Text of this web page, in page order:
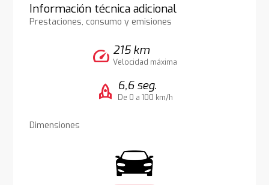
Información técnica adicional
Prestaciones, consumo y emisiones
speed 215 km
Velocidad máxima
rocket 6,6 seg.
De 0 a 100 km/h
Dimensiones